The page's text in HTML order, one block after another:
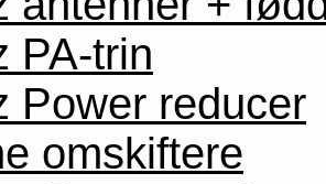
PA-trin
Power reducer
omskiftere